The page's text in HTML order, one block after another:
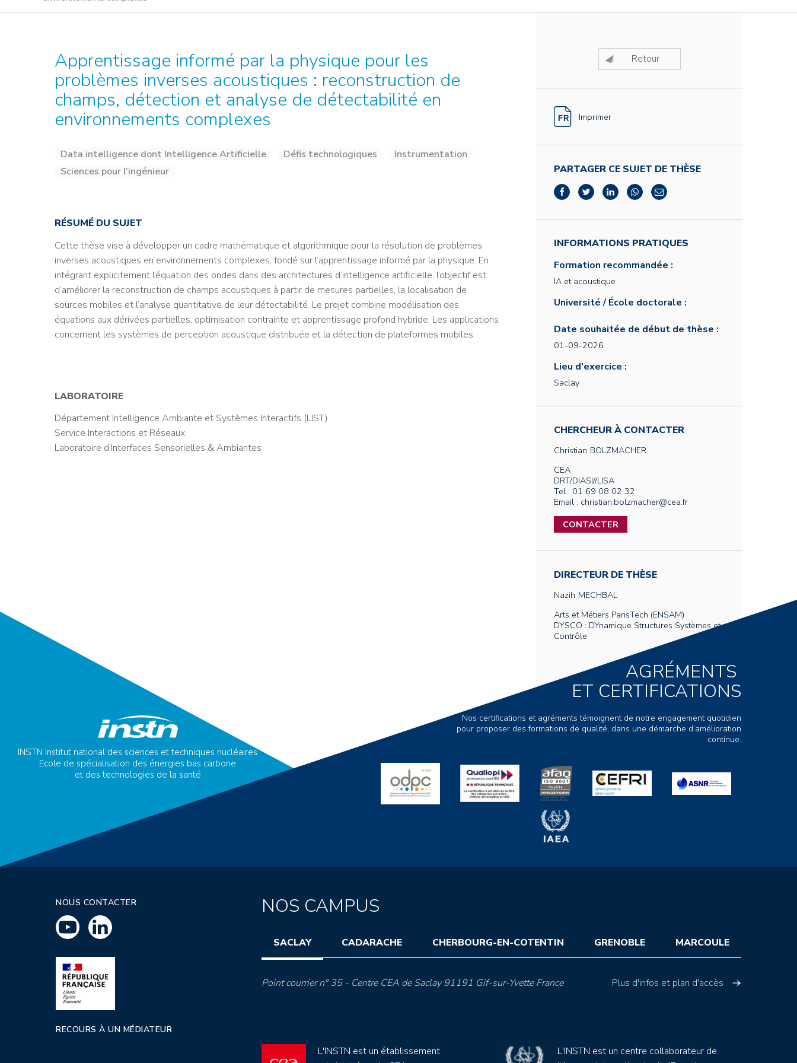
LES ASSOCIATIONS
Apprentissage informé par la physique pour les
problèmes inverses acoustiques : reconstruction de
champs, détection et analyse de détectabilité en
environnements complexes
Data intelligence dont Intelligence Artificielle Défis technologiques
Instrumentation
Sciences pour l’ingénieur
RÉSUMÉ DU SUJET
Cette thèse vise à développer un cadre mathématique et algorithmique pour la résolution de problèmes
inverses acoustiques en environnements complexes, fondé sur l’apprentissage informé par la physique. En
intégrant explicitement l’équation des ondes dans des architectures d’intelligence artificielle, l’objectif est
d’améliorer la reconstruction de champs acoustiques à partir de mesures partielles, la localisation de
sources mobiles et l’analyse quantitative de leur détectabilité. Le projet combine modélisation des
équations aux dérivées partielles, optimisation contrainte et apprentissage profond hybride. Les applications
concernent les systèmes de perception acoustique distribuée et la détection de plateformes mobiles.
LABORATOIRE
Département Intelligence Ambiante et Systèmes Interactifs (LIST)
Service Interactions et Réseaux
Laboratoire d’Interfaces Sensorielles & Ambiantes
Retour
Imprimer
PARTAGER CE SUJET DE THÈSE
INFORMATIONS PRATIQUES
Formation recommandée :
IA et acoustique
Université / École doctorale :
Date souhaitée de début de thèse :
01-09-2026
Lieu d'exercice :
Saclay
CHERCHEUR À CONTACTER
Christian BOLZMACHER
CEA
DRT/DIASI//LISA
Tel : 01 69 08 02 32
Email : christian.bolzmacher@cea.fr
CONTACTER
DIRECTEUR DE THÈSE
Nazih MECHBAL
Arts et Métiers ParisTech (ENSAM)
DYSCO : DYnamique Structures Systèmes et
Contrôle
INSTN Institut national des sciences et techniques nucléaires
Ecole de spécialisation des énergies bas carbone
et des technologies de la santé
AGRÉMENTS
ET CERTIFICATIONS
Nos certifications et agréments témoignent de notre engagement quotidien
pour proposer des formations de qualité, dans une démarche d’amélioration
continue.
NOUS CONTACTER
RECOURS À UN MÉDIATEUR
NOS CAMPUS
SACLAY CADARACHE CHERBOURG-EN-COTENTIN GRENOBLE MARCOULE
Point courrier n° 35 - Centre CEA de Saclay 91191 Gif-sur-Yvette France Plus d'infos et plan d'accès
L'INSTN est un établissement
L'INSTN est un centre collaborateur de